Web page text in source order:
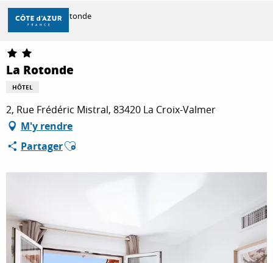
Aller
contenu
principal
DÉCOUVRIR
À FAIRE
SÉJOURNER
Accueil La Rotonde
La Rotonde
HÔTEL
2, Rue Frédéric Mistral, 83420 La Croix-Valmer
M'y rendre
PartagerAjouter aux favoris